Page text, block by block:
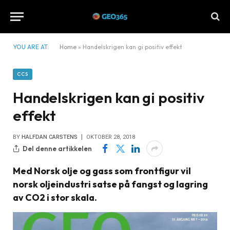
YOU ARE AT: Home » Handelskrigen kan gi positiv effekt
CCS
Handelskrigen kan gi positiv
effekt
BY HALFDAN CARSTENS OKTOBER 28, 2018
Del denne artikkelen
Med Norsk olje og gass som frontfigur vil
norsk oljeindustri satse på fangst og lagring
av CO2 i stor skala.